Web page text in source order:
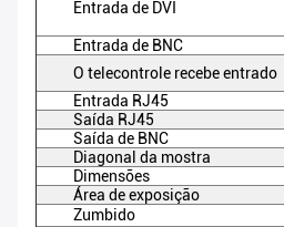
Entrada de DVI
Entrada de BNC
O telecontrole recebe entrado
Entrada RJ45
Saída RJ45
Saída de BNC
Diagonal da mostra
Dimensões
Área de exposição
Zumbido